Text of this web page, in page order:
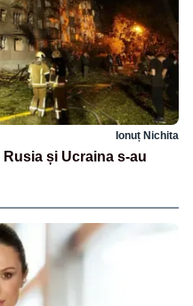
Ionuț Nichita
și Ucraina s-au